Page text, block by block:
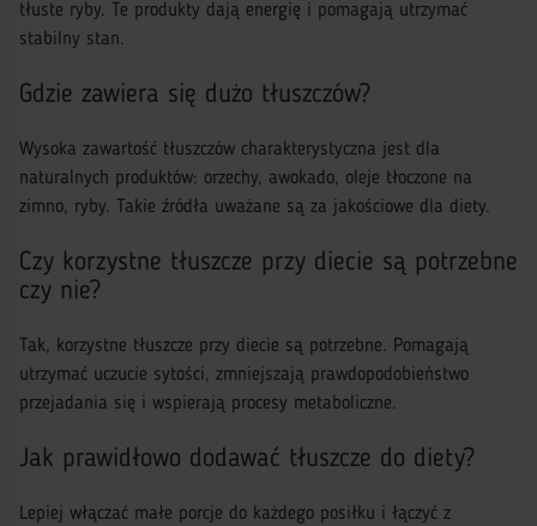
tłuste ryby. Te produkty dają energię i pomagają utrzymać
stabilny stan.
Gdzie zawiera się dużo tłuszczów?
Wysoka zawartość tłuszczów charakterystyczna jest dla
naturalnych produktów: orzechy, awokado, oleje tłoczone na
zimno, ryby. Takie źródła uważane są za jakościowe dla diety.
Czy korzystne tłuszcze przy diecie są potrzebne
czy nie?
Tak, korzystne tłuszcze przy diecie są potrzebne. Pomagają
utrzymać uczucie sytości, zmniejszają prawdopodobieństwo
przejadania się i wspierają procesy metaboliczne.
Jak prawidłowo dodawać tłuszcze do diety?
Lepiej włączać małe porcje do każdego posiłku i łączyć z